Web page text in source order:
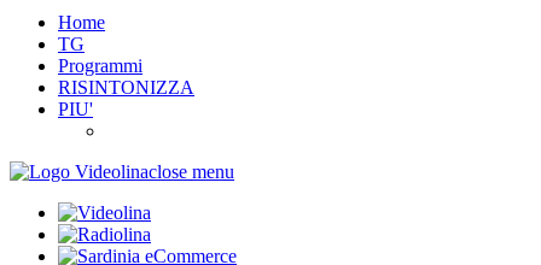
Home
TG
Programmi
RISINTONIZZA
PIU'
close menu